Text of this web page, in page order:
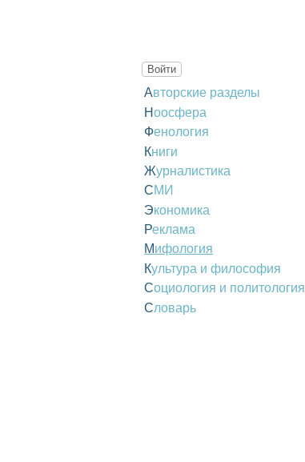
Войти
Авторские разделы
Ноосфера
Фенология
Книги
Журналистика
СМИ
Экономика
Реклама
Мифология
Культура и философия
Социология и политология
Словарь